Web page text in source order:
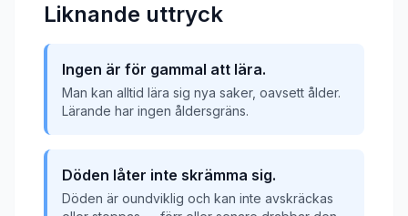
Liknande uttryck
Ingen är för gammal att lära.
Man kan alltid lära sig nya saker, oavsett ålder.
Lärande har ingen åldersgräns.
Döden låter inte skrämma sig.
Döden är oundviklig och kan inte avskräckas